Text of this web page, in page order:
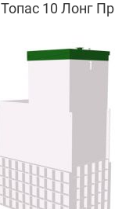
10 Лонг Пр